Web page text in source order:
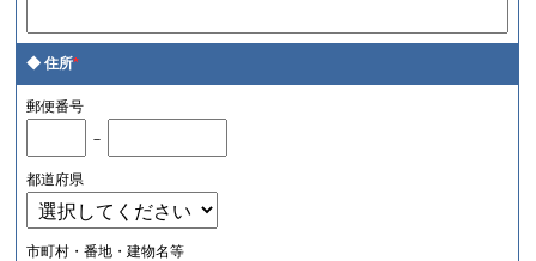
住所*
郵便番号
－
都道府県
市町村・番地・建物名等